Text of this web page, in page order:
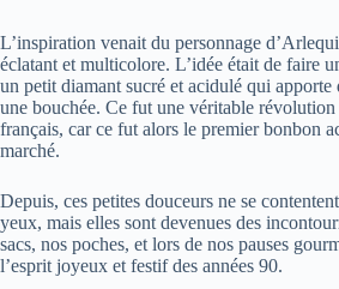
L’inspiration venait du personnage
éclatant et multicolore. L’idée était de faire
un petit diamant sucré et acidulé qui apporte
une bouchée. Ce fut une véritable révolution
français, car ce fut alors le premier bonbon
marché.
Depuis, ces petites douceurs ne se
yeux, mais elles sont devenues des
sacs, nos poches, et lors de nos pauses
l’esprit joyeux et festif des années 90.